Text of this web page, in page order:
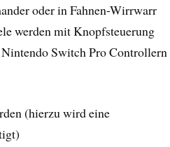
oder in Fahnen-Wirrwarr
werden mit Knopfsteuerung
Switch Pro Controllern
(hierzu wird eine